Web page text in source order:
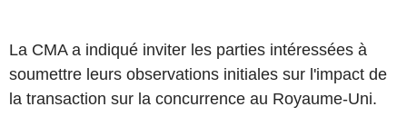
La CMA a indiqué inviter les parties intéressées à
soumettre leurs observations initiales sur l'impact de
la transaction sur la concurrence au Royaume-Uni.